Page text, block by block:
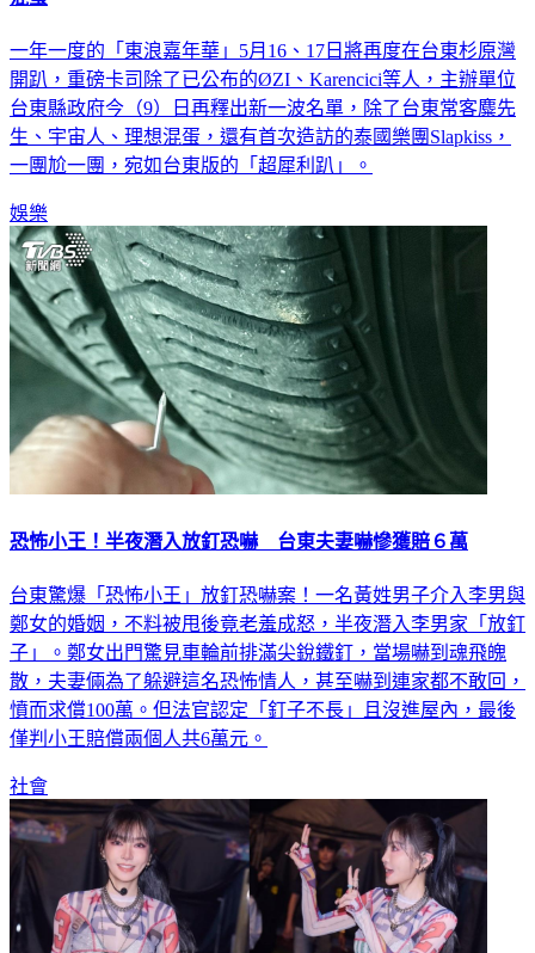
一年一度的「東浪嘉年華」5月16、17日將再度在台東杉原灣
開趴，重磅卡司除了已公布的ØZI、Karencici等人，主辦單位
台東縣政府今（9）日再釋出新一波名單，除了台東常客麋先
生、宇宙人、理想混蛋，還有首次造訪的泰國樂團Slapkiss，
一團尬一團，宛如台東版的「超犀利趴」。
娛樂
恐怖小王！半夜潛入放釘恐嚇 台東夫妻嚇慘獲賠６萬
台東驚爆「恐怖小王」放釘恐嚇案！一名黃姓男子介入李男與
鄭女的婚姻，不料被甩後竟老羞成怒，半夜潛入李男家「放釘
子」。鄭女出門驚見車輪前排滿尖銳鐵釘，當場嚇到魂飛魄
散，夫妻倆為了躲避這名恐怖情人，甚至嚇到連家都不敢回，
憤而求償100萬。但法官認定「釘子不長」且沒進屋內，最後
僅判小王賠償兩個人共6萬元。
社會